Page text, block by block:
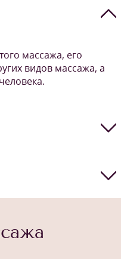
массажа, его
видов массажа, а